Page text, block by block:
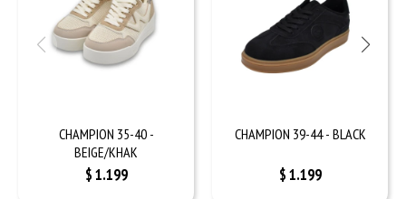
CHAMPION 35-40 -
BEIGE/KHAK
$1.199
CHAMPION 39-44 - BLACK
$1.199